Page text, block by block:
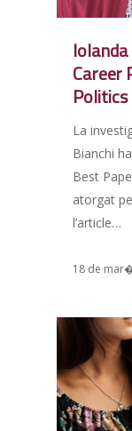
Career
Politics
La
Bianchi
Best
atorgat
l’article…
18 de